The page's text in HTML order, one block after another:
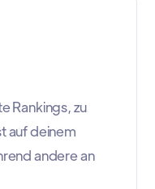
Rankings, zu
auf deinem
andere an